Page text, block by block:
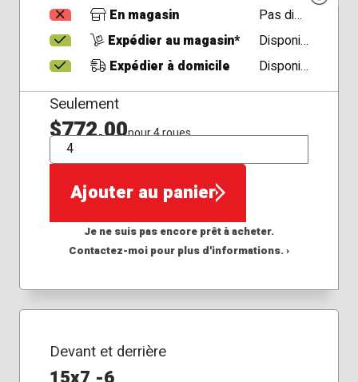
En magasin
Pas disponible
Expédier au magasin*
Disponible
Expédier à domicile
Disponible
Seulement
$772,00pour 4 roues
QTÉ
Ajouter au panier
Je ne suis pas encore prêt à acheter.
Contactez-moi pour plus d'informations. ›
Devant et derrière